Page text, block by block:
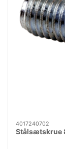
4017240702
Stålsætskrue